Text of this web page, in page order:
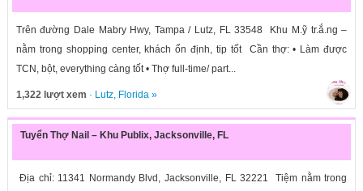
Trên đường Dale Mabry Hwy, Tampa / Lutz, FL 33548 Khu M.ỹ tr.ắ.ng –
nằm trong shopping center, khách ổn định, tip tốt Cần thợ: • Làm được
TCN, bột, everything càng tốt • Thợ full-time/ part...
1,322 lượt xem · Lutz, Florida»
Tuyển Thợ Nail – Khu Publix, Jacksonville, FL
Địa chỉ: 11341 Normandy Blvd, Jacksonville, FL 32221 Tiệm nằm trong